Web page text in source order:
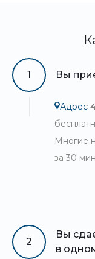
1 Вы
Адрес
Многие
за 30
2
Вы
в